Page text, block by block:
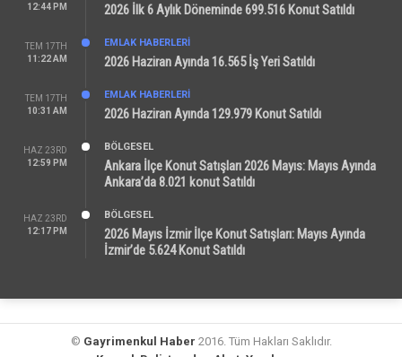
12:44 PM
2026 İlk 6 Aylık Döneminde 699.516 Konut Satıldı
TEM 17TH
11:22 AM
EMLAK HABERLERI
2026 Haziran Ayında 16.565 İş Yeri Satıldı
TEM 17TH
10:31 AM
EMLAK HABERLERI
2026 Haziran Ayında 129.979 Konut Satıldı
HAZ 23RD
12:59 PM
BÖLGESEL
Ankara İlçe Konut Satışları 2026 Mayıs: Mayıs Ayında
Ankara’da 8.021 konut Satıldı
HAZ 23RD
12:17 PM
BÖLGESEL
2026 Mayıs İzmir İlçe Konut Satışları: Mayıs Ayında
İzmir’de 5.624 Konut Satıldı
© Gayrimenkul Haber 2016. Tüm Hakları Saklıdır.